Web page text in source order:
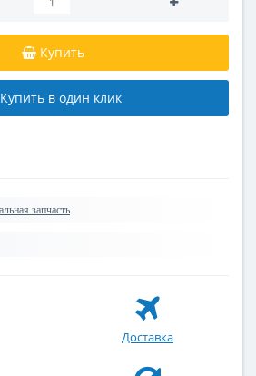
Купить
Купить в один клик
запчасть
Доставка